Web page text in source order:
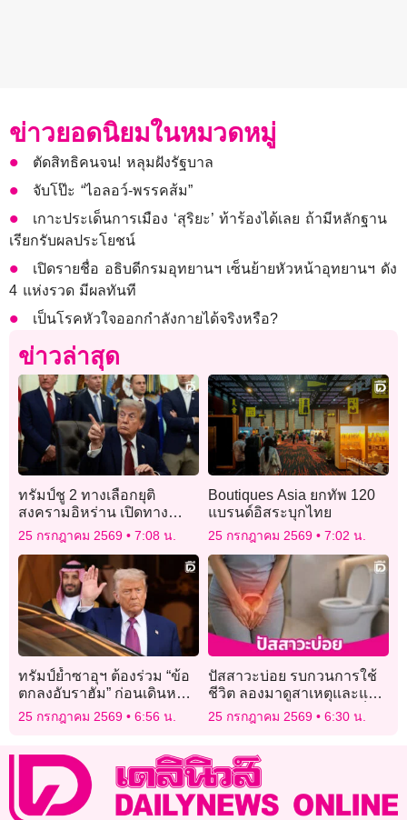
ข่าวยอดนิยมในหมวดหมู่
ตัดสิทธิคนจน! หลุมฝังรัฐบาล
จับโป๊ะ “ไอลอว์-พรรคส้ม”
เกาะประเด็นการเมือง ‘สุริยะ’ ท้าร้องได้เลย ถ้ามีหลักฐาน
เรียกรับผลประโยชน์
เปิดรายชื่อ อธิบดีกรมอุทยานฯ เซ็นย้ายหัวหน้าอุทยานฯ ดัง
4 แห่งรวด มีผลทันที
เป็นโรคหัวใจออกกำลังกายได้จริงหรือ?
ข่าวล่าสุด
ทรัมป์ชู 2 ทางเลือกยุติ
สงครามอิหร่าน เปิดทาง
เจรจาหรือปฏิบัติการทหาร
25 กรกฎาคม 2569 7:08 น.
Boutiques Asia ยกทัพ 120
แบรนด์อิสระบุกไทย
25 กรกฎาคม 2569 7:02 น.
ทรัมป์ย้ำซาอุฯ ต้องร่วม “ข้อ
ตกลงอับราฮัม” ก่อนเดินหน้า
ดีลนิวเคลียร์กับสหรัฐ
25 กรกฎาคม 2569 6:56 น.
ปัสสาวะบ่อย รบกวนการใช้
ชีวิต ลองมาดูสาเหตุและแก้
ปัญหา แม้แต่สภาพจิตใจก็มี
25 กรกฎาคม 2569 6:30 น.